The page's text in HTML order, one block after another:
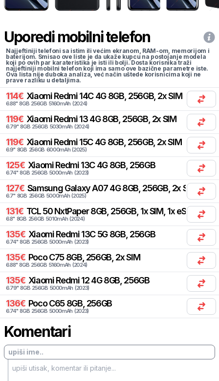
Uporedi mobilni telefon
Najjeftiniji telefoni sa istim ili većim ekranom, RAM-om, memorijom i
baterijom. Smisao ove liste je da ukaže kupcu na postojanje modela
koji po ovih par karateristika je isti ili bolji. Dosta korisnika traži
najjeftiniji mobilni telefon koji ima samo ove bazične parametre iste.
Ova lista nije duboka analiza, već način uštede korisnicima koji ne
prave razliku u detaljima.
114€ Xiaomi Redmi 14C 4G 8GB, 256GB, 2x SIM
6.88" 8GB 256GB 5160mAh (2024)
119€ Xiaomi Redmi 13 4G 8GB, 256GB, 2x SIM
6.79" 8GB 256GB 5030mAh (2024)
119€ Xiaomi Redmi 15C 4G 8GB, 256GB, 2x SIM
6.9" 8GB 256GB 6000mAh (2025)
125€ Xiaomi Redmi 13C 4G 8GB, 256GB
6.74" 8GB 256GB 5000mAh (2023)
127€ Samsung Galaxy A07 4G 8GB, 256GB, 2x SIM
6.7" 8GB 256GB 5000mAh (2025)
131€ TCL 50 NxtPaper 8GB, 256GB, 1x SIM, 1x eSIM
6.8" 8GB 256GB 5010mAh (2024)
135€ Xiaomi Redmi 13C 5G 8GB, 256GB
6.74" 8GB 256GB 5000mAh (2023)
135€ Poco C75 8GB, 256GB, 2x SIM
6.88" 8GB 256GB 5160mAh (2024)
135€ Xiaomi Redmi 12 4G 8GB, 256GB
6.79" 8GB 256GB 5000mAh (2023)
136€ Poco C65 8GB, 256GB
6.74" 8GB 256GB 5000mAh (2023)
Komentari